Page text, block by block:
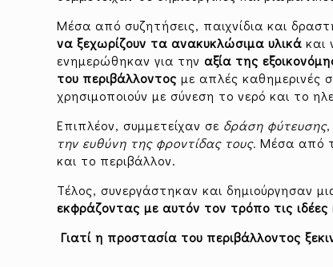
Μέσα από συζητήσεις, παιχνίδια και
να ξεχωρίζουν τα ανακυκλώσιμα υλικά και
ενημερώθηκαν για τηναξία της
του περιβάλλοντοςμε απλές καθημερινές
χρησιμοποιούν με σύνεση το νερό και το
Επιπλέον, συμμετείχαν σε δράση φύτευσης,
την ευθύνη της φροντίδας τους. Μέσα από
και το περιβάλλον.
Τέλος, συνεργάστηκαν και δημιούργησαν
εκφράζοντας με αυτόν τον τρόπο τις
Γιατί η προστασία του περιβάλλοντος